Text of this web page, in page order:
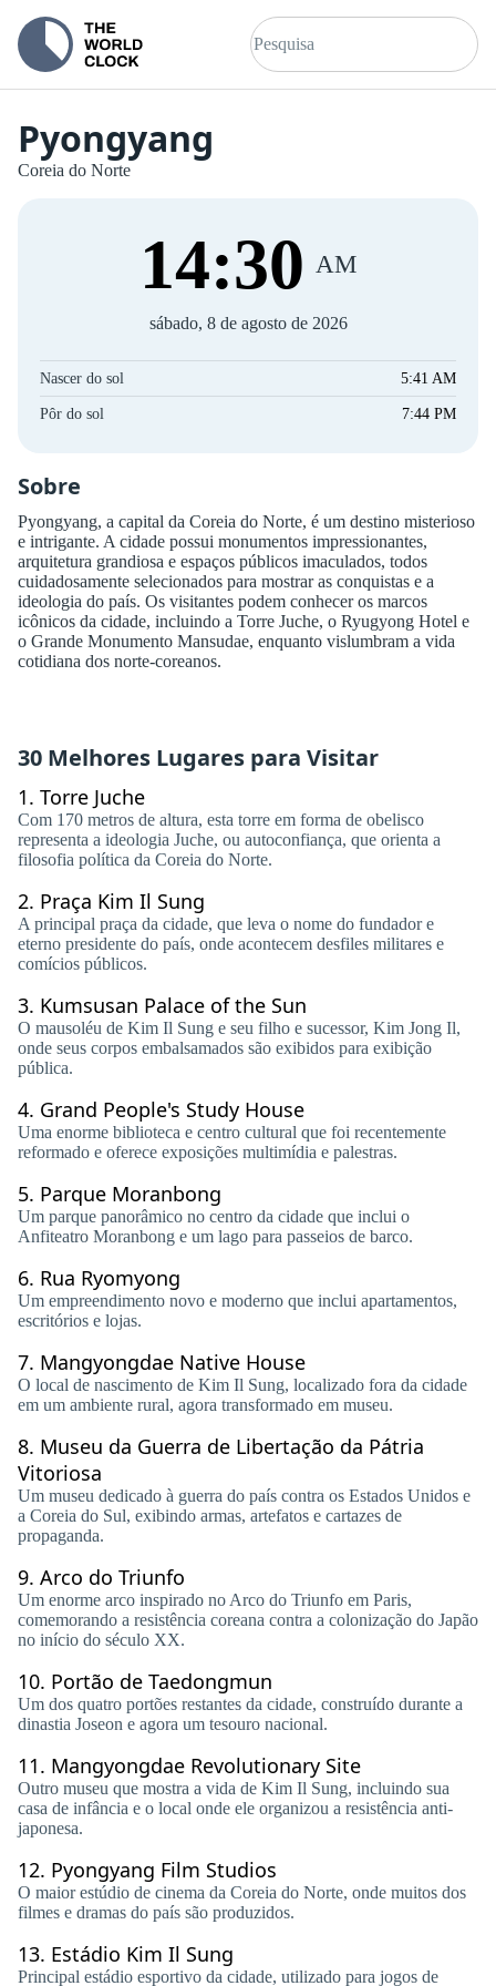
Pyongyang
Coreia do Norte
14:30 AM
sábado, 8 de agosto de 2026
Nascer do sol 5:41 AM
Pôr do sol 7:44 PM
Sobre
Pyongyang, a capital da Coreia do Norte, é um destino misterioso
e intrigante. A cidade possui monumentos impressionantes,
arquitetura grandiosa e espaços públicos imaculados, todos
cuidadosamente selecionados para mostrar as conquistas e a
ideologia do país. Os visitantes podem conhecer os marcos
icônicos da cidade, incluindo a Torre Juche, o Ryugyong Hotel e
o Grande Monumento Mansudae, enquanto vislumbram a vida
cotidiana dos norte-coreanos.
30 Melhores Lugares para Visitar
1. Torre Juche
Com 170 metros de altura, esta torre em forma de obelisco
representa a ideologia Juche, ou autoconfiança, que orienta a
filosofia política da Coreia do Norte.
2. Praça Kim Il Sung
A principal praça da cidade, que leva o nome do fundador e
eterno presidente do país, onde acontecem desfiles militares e
comícios públicos.
3. Kumsusan Palace of the Sun
O mausoléu de Kim Il Sung e seu filho e sucessor, Kim Jong Il,
onde seus corpos embalsamados são exibidos para exibição
pública.
4. Grand People's Study House
Uma enorme biblioteca e centro cultural que foi recentemente
reformado e oferece exposições multimídia e palestras.
5. Parque Moranbong
Um parque panorâmico no centro da cidade que inclui o
Anfiteatro Moranbong e um lago para passeios de barco.
6. Rua Ryomyong
Um empreendimento novo e moderno que inclui apartamentos,
escritórios e lojas.
7. Mangyongdae Native House
O local de nascimento de Kim Il Sung, localizado fora da cidade
em um ambiente rural, agora transformado em museu.
8. Museu da Guerra de Libertação da Pátria
Vitoriosa
Um museu dedicado à guerra do país contra os Estados Unidos e
a Coreia do Sul, exibindo armas, artefatos e cartazes de
propaganda.
9. Arco do Triunfo
Um enorme arco inspirado no Arco do Triunfo em Paris,
comemorando a resistência coreana contra a colonização do Japão
no início do século XX.
10. Portão de Taedongmun
Um dos quatro portões restantes da cidade, construído durante a
dinastia Joseon e agora um tesouro nacional.
11. Mangyongdae Revolutionary Site
Outro museu que mostra a vida de Kim Il Sung, incluindo sua
casa de infância e o local onde ele organizou a resistência anti-
japonesa.
12. Pyongyang Film Studios
O maior estúdio de cinema da Coreia do Norte, onde muitos dos
filmes e dramas do país são produzidos.
13. Estádio Kim Il Sung
Principal estádio esportivo da cidade, utilizado para jogos de